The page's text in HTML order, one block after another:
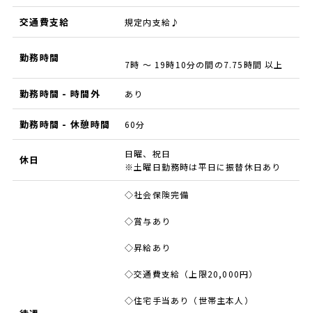
交通費支給 規定内支給♪
勤務時間
7時 ～ 19時10分の間の7.75時間 以上
勤務時間 - 時間外 あり
勤務時間 - 休憩時間 60分
休日
日曜、祝日
※土曜日勤務時は平日に振替休日あり
◇社会保険完備
◇賞与あり
◇昇給あり
◇交通費支給（上限20,000円）
◇住宅手当あり（世帯主本人）